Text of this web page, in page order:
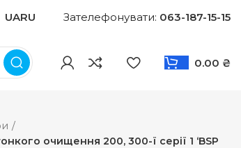
UARU Зателефонувати: 063-187-15-15
0.00 ₴
очищення 200, 300-ї серії 1 ‘BSP